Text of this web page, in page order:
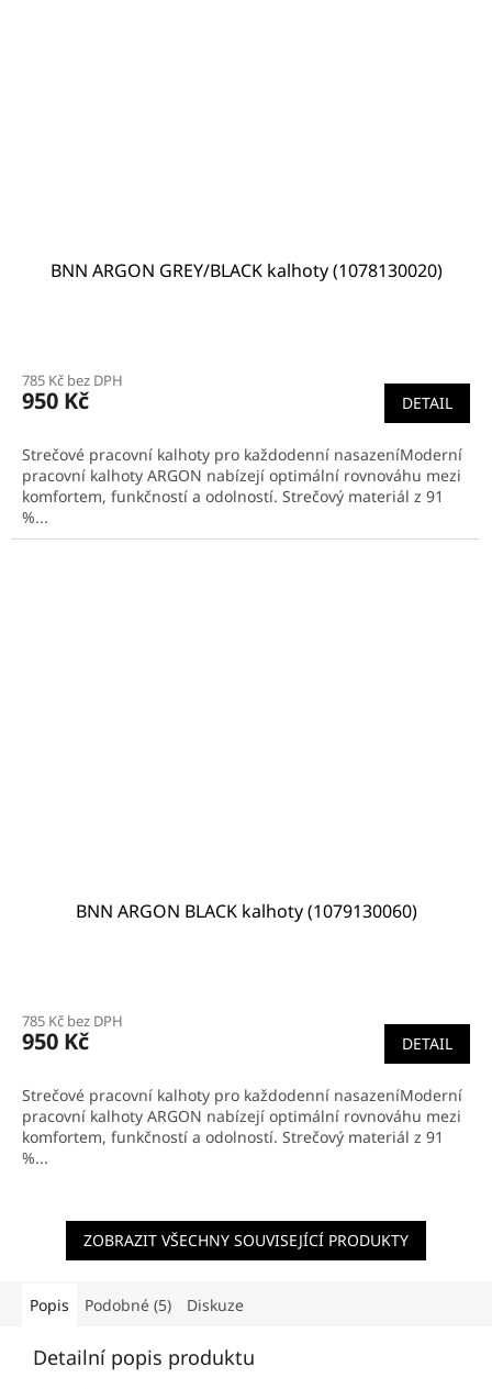
BNN ARGON GREY/BLACK kalhoty (1078130020)
785 Kč bez DPH
950 Kč DETAIL
Strečové pracovní kalhoty pro každodenní nasazeníModerní
pracovní kalhoty ARGON nabízejí optimální rovnováhu mezi
komfortem, funkčností a odolností. Strečový materiál z 91
%...
BNN ARGON BLACK kalhoty (1079130060)
785 Kč bez DPH
950 Kč DETAIL
Strečové pracovní kalhoty pro každodenní nasazeníModerní
pracovní kalhoty ARGON nabízejí optimální rovnováhu mezi
komfortem, funkčností a odolností. Strečový materiál z 91
%...
ZOBRAZIT VŠECHNY SOUVISEJÍCÍ PRODUKTY
Popis Podobné (5) Diskuze
Detailní popis produktu